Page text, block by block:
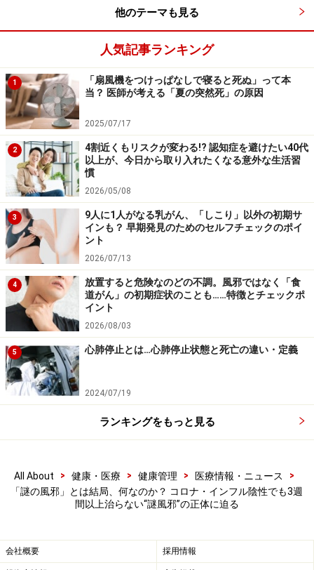
らによってダメージを受け、ウイルス感染をきっかけに
さらに過敏になり、咳、鼻やのどの違和感、倦怠感がい
つまでも長引く人が増えているのかもしれません。
百日咳、マイコプラズマ感染症、咳喘息そ
して細菌感染などの可能性も
また、その他の考えられる原因として、百日咳、マイコ
プラズマ感染症、咳喘息、細菌感染なども挙げられま
す。
医学の進歩により、FilmArray®呼吸器パネルなどでさま
ざまな感染症が検出できる時代になっています。ヒトメ
タニューモウイルス、RSウイルス、百日咳菌、パラ百日
咳菌、インフルエンザウイルス、パラインフルエンザウ
イルス、コロナウイルス、マイコプラズマなど多岐にわ
たる病原体の検出が可能です。中でもライノウイルス
は、1年を通して風邪の原因の約30～40％を占めるウイ
ルスであり、特に秋（9月～）と春（3月～5月）に流行
が強まります。
ライノウイルス感染症には特効薬がなく、基本的には症
状を和らげる対症療法が中心です。ただし、ライノウイ
悪化していたりする場合には、単なる風邪ではなく、全
国的に流行している百日咳やマイコプラズマ感染症、あ
このように「謎の風邪」は、特別な新興感染症が流行し
他のテーマも見る
人気記事ランキング
1
「扇風機をつけっぱなしで寝ると死ぬ」って本
当？ 医師が考える「夏の突然死」の原因
2025/07/17
2
4割近くもリスクが変わる!? 認知症を避けたい40代
以上が、今日から取り入れたくなる意外な生活習
慣
2026/05/08
3
9人に1人がなる乳がん、「しこり」以外の初期サ
インも？ 早期発見のためのセルフチェックのポイ
ント
2026/07/13
4
放置すると危険なのどの不調。風邪ではなく「食
道がん」の初期症状のことも……特徴とチェックポ
イント
2026/08/03
5 心肺停止とは…心肺停止状態と死亡の違い・定義
2024/07/19
ランキングをもっと見る
All About > 健康・医療 > 健康管理 > 医療情報・ニュース
>
「謎の風邪」とは結局、何なのか？ コロナ・インフル陰性でも3週
間以上治らない“謎風邪”の正体に迫る
会社概要 採用情報